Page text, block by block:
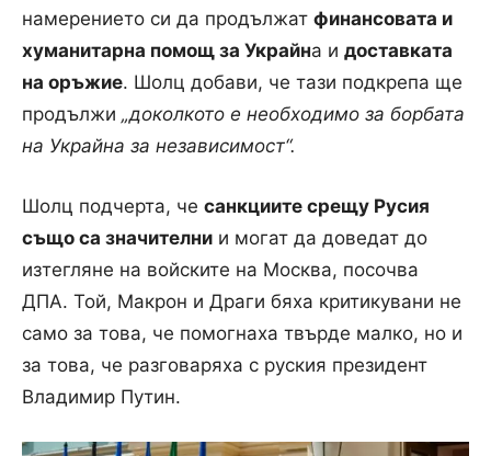
намерението си да продължат финансовата и
хуманитарна помощ за Украйна и доставката
на оръжие. Шолц добави, че тази подкрепа ще
продължи „доколкото е необходимо за борбата
на Украйна за независимост“.
Шолц подчерта, че санкциите срещу Русия
също са значителни и могат да доведат до
изтегляне на войските на Москва, посочва
ДПА. Той, Макрон и Драги бяха критикувани не
само за това, че помогнаха твърде малко, но и
за това, че разговаряха с руския президент
Владимир Путин.